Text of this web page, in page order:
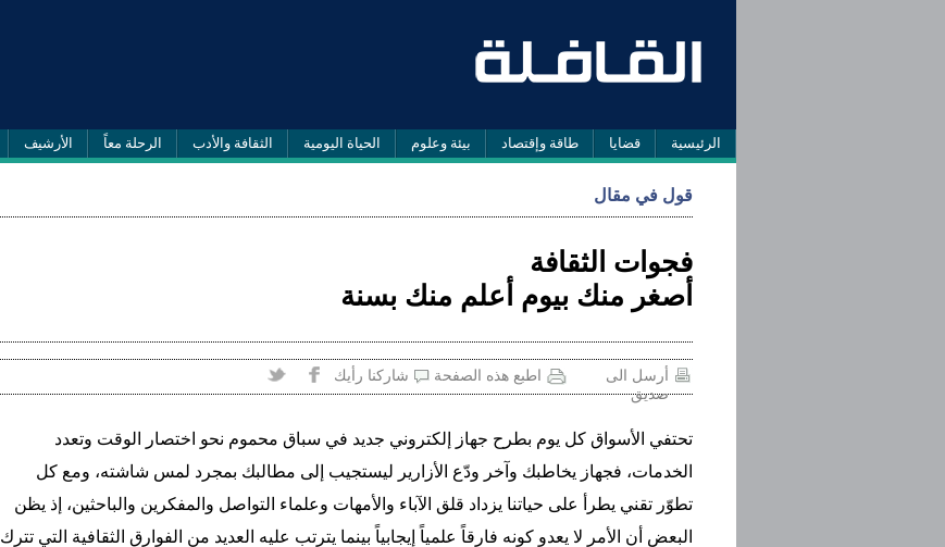
الرئيسية قضايا طاقة وإقتصاد بيئة وعلوم الحياة اليومية الثقافة والأدب الرحلة معاً الأرشيف
قول في مقال
فجوات الثقافة
أصغر منك بيوم أعلم منك بسنة
أرسل الى
صديق
اطبع هذه الصفحة شاركنا رأيك
تحتفي الأسواق كل يوم بطرح جهاز إلكتروني جديد في سباق محموم نحو اختصار الوقت وتعدد
الخدمات، فجهاز يخاطبك وآخر ودّع الأزارير ليستجيب إلى مطالبك بمجرد لمس شاشته، ومع كل
تطوّر تقني يطرأ على حياتنا يزداد قلق الآباء والأمهات وعلماء التواصل والمفكرين والباحثين، إذ يظن
البعض أن الأمر لا يعدو كونه فارقاً علمياً إيجابياً بينما يترتب عليه العديد من الفوارق الثقافية التي تترك